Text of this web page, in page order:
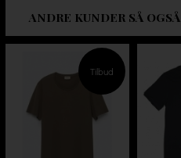
ANDRE KUNDER SÅ OGSÅ
Tilbud